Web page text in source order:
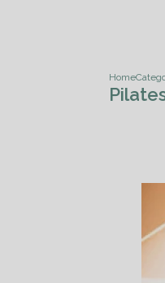
Home